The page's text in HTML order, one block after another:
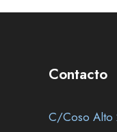
Contacto
C/Coso Alto